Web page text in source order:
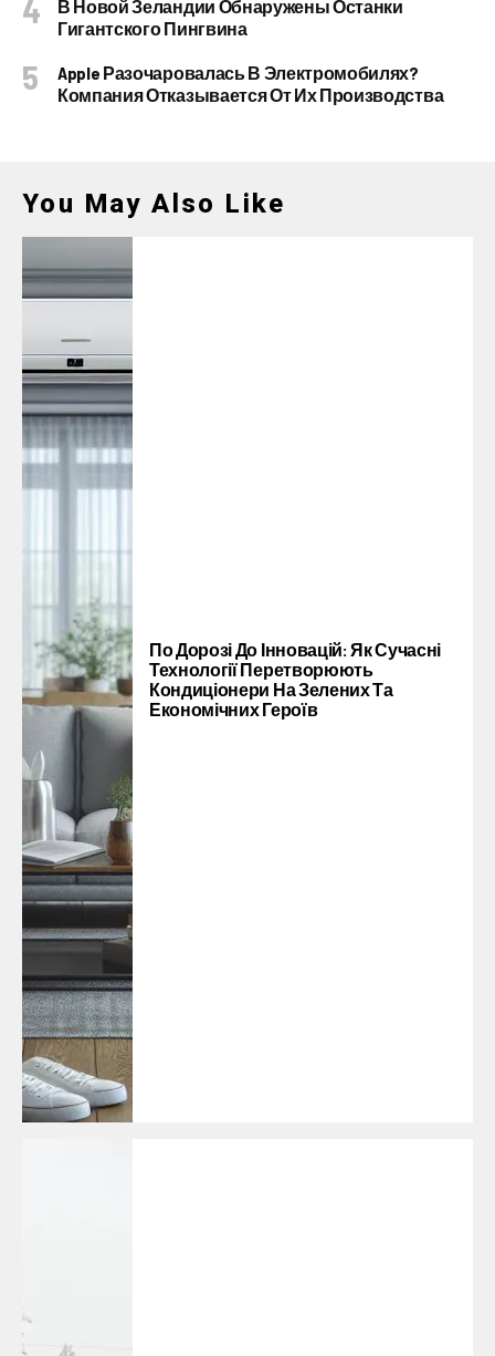
В Новой Зеландии Обнаружены Останки
Гигантского Пингвина
Apple Разочаровалась В Электромобилях?
Компания Отказывается От Их Производства
You May Also Like
По Дорозі До Інновацій: Як Сучасні
Технології Перетворюють
Кондиціонери На Зелених Та
Економічних Героїв